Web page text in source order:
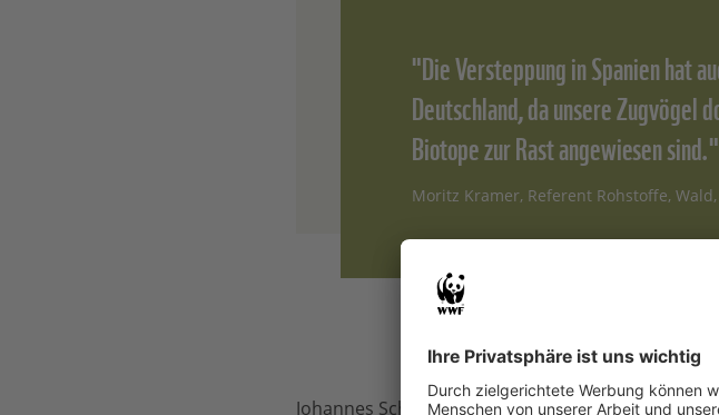
"Die Versteppung in Spanien hat
Deutschland, da unsere Zugvögel
Biotope zur Rast angewiesen sind."
Moritz Kramer, Referent Rohstoffe,
Johannes Schwörer, Geschäftsführer der